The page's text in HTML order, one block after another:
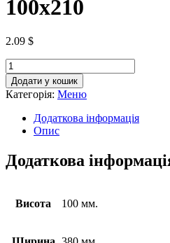
100х210
2.09 $
Додати у кошик
Категорія: Меню
Додаткова інформація
Опис
Додаткова
Висота 100 мм.